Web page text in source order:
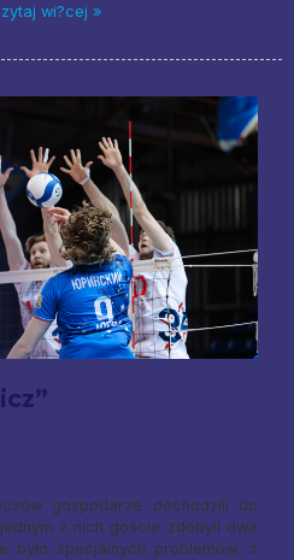
wi?cej »
gospodarze dochodzili do
z nich goście zdobyli dwa
było specjalnych problemów, z